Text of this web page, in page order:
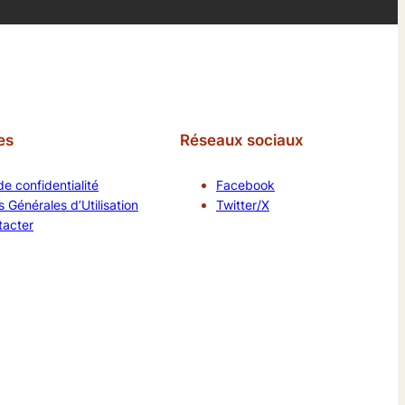
confidentialité
Générales d’Utilisation
Réseaux sociaux
Facebook
Twitter/X